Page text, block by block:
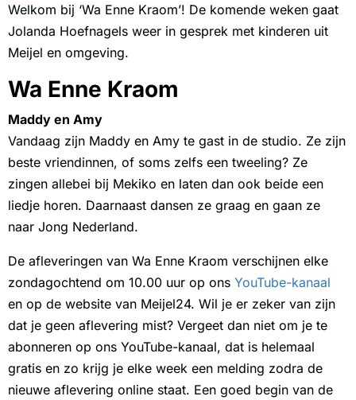
Welkom bij ‘Wa Enne Kraom’! De komende weken gaat
Jolanda Hoefnagels weer in gesprek met kinderen uit
Meijel en omgeving.
Wa Enne Kraom
Maddy en Amy
Vandaag zijn Maddy en Amy te gast in de studio. Ze zijn
beste vriendinnen, of soms zelfs een tweeling? Ze
zingen allebei bij Mekiko en laten dan ook beide een
liedje horen. Daarnaast dansen ze graag en gaan ze
naar Jong Nederland.
De afleveringen van Wa Enne Kraom verschijnen elke
zondagochtend om 10.00 uur op ons YouTube-kanaal
en op de website van Meijel24. Wil je er zeker van zijn
dat je geen aflevering mist? Vergeet dan niet om je te
abonneren op ons YouTube-kanaal, dat is helemaal
gratis en zo krijg je elke week een melding zodra de
nieuwe aflevering online staat. Een goed begin van de